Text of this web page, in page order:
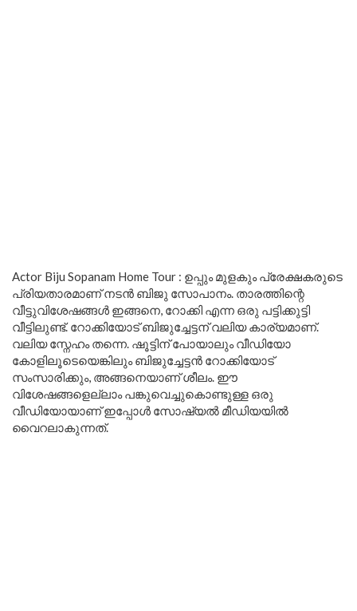
Actor Biju Sopanam Home Tour : ഉപ്പും മുളകും പ്രേക്ഷകരുടെ
പ്രിയതാരമാണ് നടൻ ബിജു സോപാനം. താരത്തിന്റെ
വീട്ടുവിശേഷങ്ങൾ ഇങ്ങനെ, റോക്കി എന്ന ഒരു പട്ടിക്കുട്ടി
വീട്ടിലുണ്ട്. റോക്കിയോട് ബിജുച്ചേട്ടന് വലിയ കാര്യമാണ്.
വലിയ സ്നേഹം തന്നെ. ഷൂട്ടിന് പോയാലും വീഡിയോ
കോളിലൂടെയെങ്കിലും ബിജുച്ചേട്ടൻ റോക്കിയോട്
സംസാരിക്കും, അങ്ങനെയാണ് ശീലം. ഈ
വിശേഷങ്ങളെല്ലാം പങ്കുവെച്ചുകൊണ്ടുള്ള ഒരു
വീഡിയോയാണ് ഇപ്പോൾ സോഷ്യൽ മീഡിയയിൽ
വൈറലാകുന്നത്.